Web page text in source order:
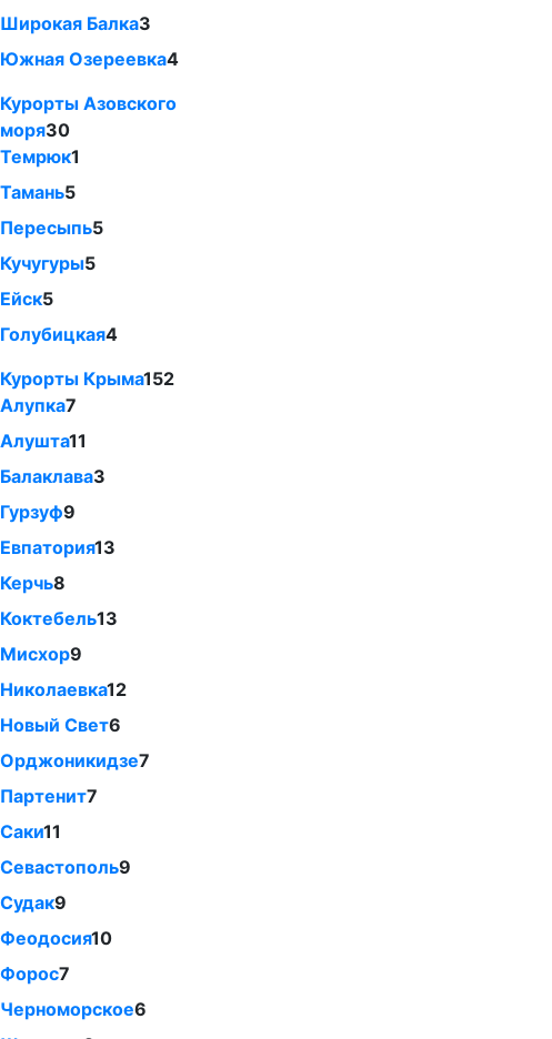
Широкая Балка3
Южная Озереевка4
Курорты Азовского
моря30
Темрюк1
Тамань5
Пересыпь5
Кучугуры5
Ейск5
Голубицкая4
Курорты Крыма152
Алупка7
Алушта11
Балаклава3
Гурзуф9
Евпатория13
Керчь8
Коктебель13
Мисхор9
Николаевка12
Новый Свет6
Орджоникидзе7
Партенит7
Саки11
Севастополь9
Судак9
Феодосия10
Форос7
Черноморское6